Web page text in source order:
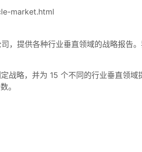
market.html
，提供各种行业垂直领域的战略报告
战略，并为 15 个不同的行业垂直领
。